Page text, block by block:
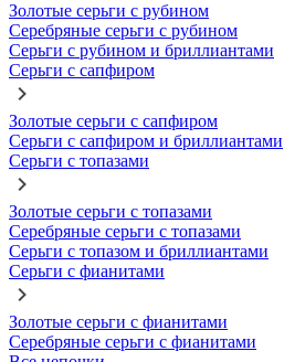
Золотые серьги с рубином
Серебряные серьги с рубином
Серьги с рубином и бриллиантами
Серьги с сапфиром
Золотые серьги с сапфиром
Серьги с сапфиром и бриллиантами
Серьги с топазами
Золотые серьги с топазами
Серебряные серьги с топазами
Серьги с топазом и бриллиантами
Серьги с фианитами
Золотые серьги с фианитами
Серебряные серьги с фианитами